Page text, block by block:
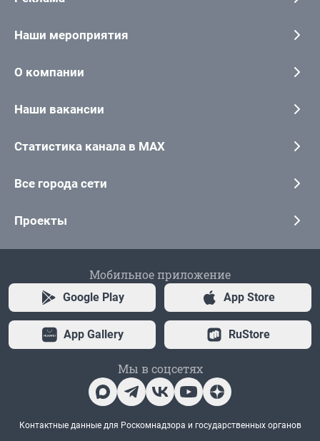
Наши мероприятия
О компании
Наши вакансии
Статистика канала в MAX
Все города сети
Проекты
Мобильное приложение
Google Play App Store
App Gallery RuStore
Мы в соцсетях
Контактные данные для Роскомнадзора и государственных органов